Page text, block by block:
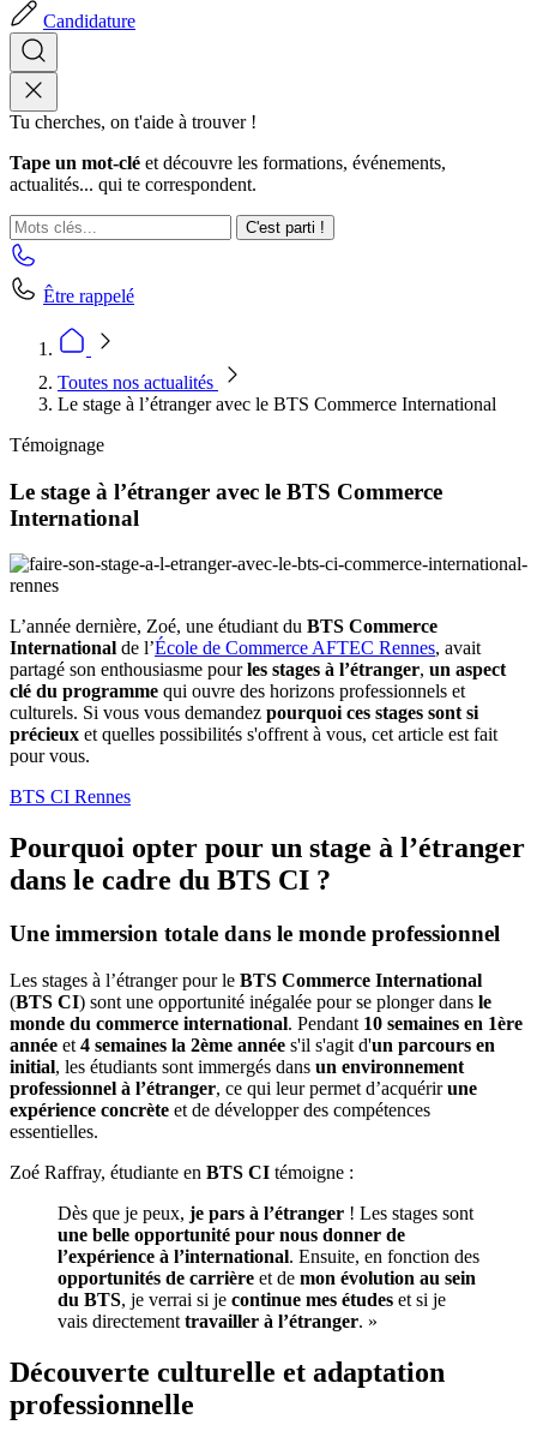
Candidature
Tu cherches, on t'aide à trouver !
Tape un mot-clé et découvre les formations, événements,
actualités... qui te correspondent.
C'est parti !
Être rappelé
Toutes nos actualités
Le stage à l’étranger avec le BTS Commerce International
Témoignage
Le stage à l’étranger avec le BTS Commerce
International
L’année dernière, Zoé, une étudiant du BTS Commerce
International de l’École de Commerce AFTEC Rennes, avait
partagé son enthousiasme pourles stages à l’étranger, un aspect
clé du programme qui ouvre des horizons professionnels et
culturels. Si vous vous demandez pourquoi ces stages sont si
précieux et quelles possibilités s'offrent à vous, cet article est fait
pour vous.
BTS CI Rennes
Pourquoi opter pour un stage à l’étranger
dans le cadre du BTS CI ?
Une immersion totale dans le monde professionnel
Les stages à l’étranger pour le BTS Commerce International
(BTS CI) sont une opportunité inégalée pour se plonger dans le
monde du commerce international. Pendant 10 semaines en 1ère
année et 4 semaines la 2ème année s'il s'agit d'un parcours en
initial, les étudiants sont immergés dans un environnement
professionnel à l’étranger, ce qui leur permet d’acquérirune
expérience concrète et de développer des compétences
essentielles.
Zoé Raffray, étudiante en BTS CI témoigne :
Dès que je peux, je pars à l’étranger ! Les stages sont
une belle opportunité pour nous donner de
l’expérience à l’international. Ensuite, en fonction des
opportunités de carrière et de mon évolution au sein
du BTS, je verrai si je continue mes études et si je
vais directement travailler à l’étranger. »
Découverte culturelle et adaptation
professionnelle